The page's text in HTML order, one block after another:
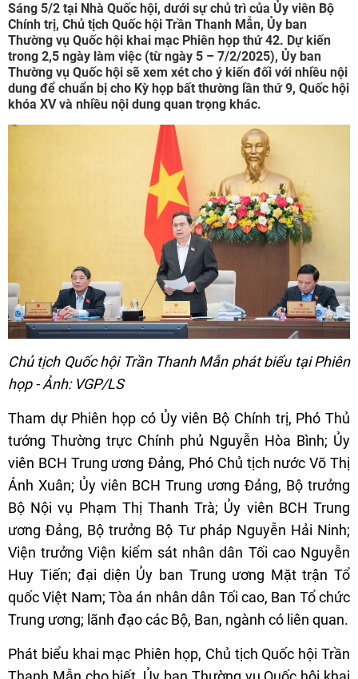
Sáng 5/2 tại Nhà Quốc hội, dưới sự chủ trì của Ủy viên Bộ
Chính trị, Chủ tịch Quốc hội Trần Thanh Mẫn, Ủy ban
Thường vụ Quốc hội khai mạc Phiên họp thứ 42. Dự kiến
trong 2,5 ngày làm việc (từ ngày 5 – 7/2/2025), Ủy ban
Thường vụ Quốc hội sẽ xem xét cho ý kiến đối với nhiều nội
dung để chuẩn bị cho Kỳ họp bất thường lần thứ 9, Quốc hội
khóa XV và nhiều nội dung quan trọng khác.
Chủ tịch Quốc hội Trần Thanh Mẫn phát biểu tại Phiên
họp - Ảnh: VGP/LS
Tham dự Phiên họp có Ủy viên Bộ Chính trị, Phó Thủ
tướng Thường trực Chính phủ Nguyễn Hòa Bình; Ủy
viên BCH Trung ương Đảng, Phó Chủ tịch nước Võ Thị
Ánh Xuân; Ủy viên BCH Trung ương Đảng, Bộ trưởng
Bộ Nội vụ Phạm Thị Thanh Trà; Ủy viên BCH Trung
ương Đảng, Bộ trưởng Bộ Tư pháp Nguyễn Hải Ninh;
Viện trưởng Viện kiểm sát nhân dân Tối cao Nguyễn
Huy Tiến; đại diện Ủy ban Trung ương Mặt trận Tổ
quốc Việt Nam; Tòa án nhân dân Tối cao, Ban Tổ chức
Trung ương; lãnh đạo các Bộ, Ban, ngành có liên quan.
Phát biểu khai mạc Phiên họp, Chủ tịch Quốc hội Trần